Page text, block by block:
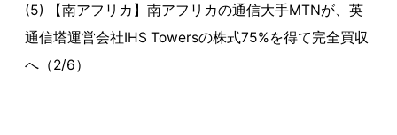
(5) 【南アフリカ】南アフリカの通信大手MTNが、英
通信塔運営会社IHS Towersの株式75%を得て完全買収
へ（2/6）